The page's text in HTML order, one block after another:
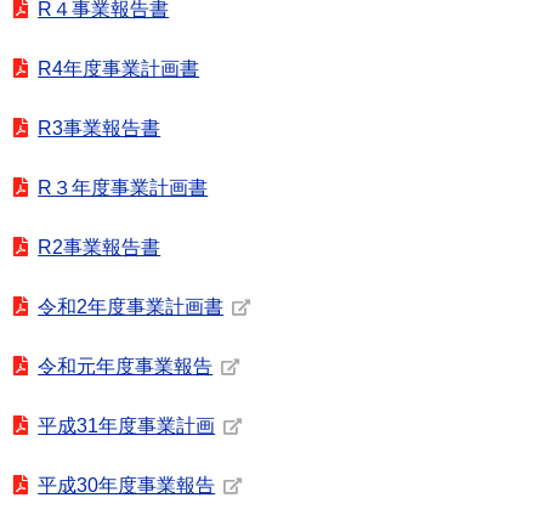
R４事業報告書
R4年度事業計画書
R3事業報告書
R３年度事業計画書
R2事業報告書
令和2年度事業計画書
令和元年度事業報告
平成31年度事業計画
平成30年度事業報告